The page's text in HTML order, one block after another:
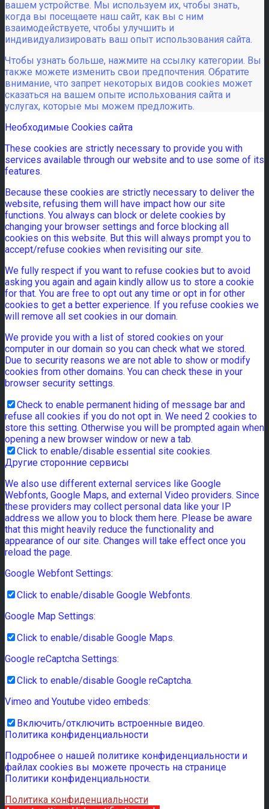
вашем устройстве. Мы используем их, чтобы знать,
когда вы посещаете наш сайт, как вы с ним
взаимодействуете, чтобы улучшить и
индивидуализировать ваш опыт использования сайта.
Чтобы узнать больше, нажмите на ссылку категории. Вы
также можете изменить свои предпочтения. Обратите
внимание, что запрет некоторых видов cookies может
сказаться на вашем опыте испольхования сайта и
услугах, которые мы можем предложить.
Необходимые Cookies сайта
These cookies are strictly necessary to provide you with
services available through our website and to use some of its
features.
Because these cookies are strictly necessary to deliver the
website, refusing them will have impact how our site
functions. You always can block or delete cookies by
changing your browser settings and force blocking all
cookies on this website. But this will always prompt you to
accept/refuse cookies when revisiting our site.
We fully respect if you want to refuse cookies but to avoid
asking you again and again kindly allow us to store a cookie
for that. You are free to opt out any time or opt in for other
cookies to get a better experience. If you refuse cookies we
will remove all set cookies in our domain.
We provide you with a list of stored cookies on your
computer in our domain so you can check what we stored.
Due to security reasons we are not able to show or modify
cookies from other domains. You can check these in your
browser security settings.
Check to enable permanent hiding of message bar and
refuse all cookies if you do not opt in. We need 2 cookies to
store this setting. Otherwise you will be prompted again when
opening a new browser window or new a tab.
Click to enable/disable essential site cookies.
Другие сторонние сервисы
We also use different external services like Google
Webfonts, Google Maps, and external Video providers. Since
these providers may collect personal data like your IP
address we allow you to block them here. Please be aware
that this might heavily reduce the functionality and
appearance of our site. Changes will take effect once you
reload the page.
Google Webfont Settings:
Click to enable/disable Google Webfonts.
Google Map Settings:
Click to enable/disable Google Maps.
Google reCaptcha Settings:
Click to enable/disable Google reCaptcha.
Vimeo and Youtube video embeds:
Включить/отключить встроенные видео.
Политика конфиденциальности
Подробнее о нашей политике конфиденциальности и
файлах cookies вы можете прочесть на странице
Политики конфиденциальности.
Политика конфиденциальности